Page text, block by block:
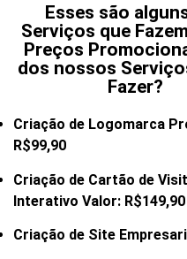
Esses são
Serviços que
Preços
dos nossos
Fazer?
Criação de Logomarca
R$99,90
Criação de Cartão de
Interativo Valor: R$149,90
Criação de Site